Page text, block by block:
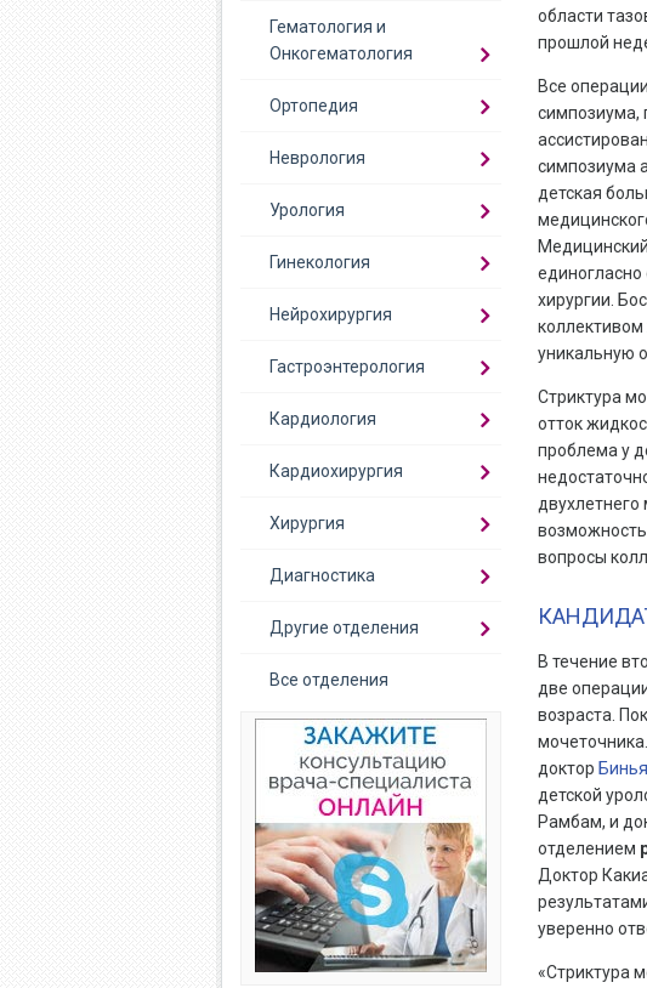
области
прошлой
Все
симпозиума,
симпозиума
детская
хирургии.
уникальную
Стриктура
отток
проблема у
вопросы
В течение
две
возраста.
доктор
детской
Рамбам, и
отделением
Доктор
уверенно
«Стриктура
Гематология и
Онкогематология
Ортопедия
Неврология
Урология
Гинекология
Нейрохирургия
Гастроэнтерология
Кардиология
Кардиохирургия
Хирургия
Диагностика
Другие отделения
Все отделения